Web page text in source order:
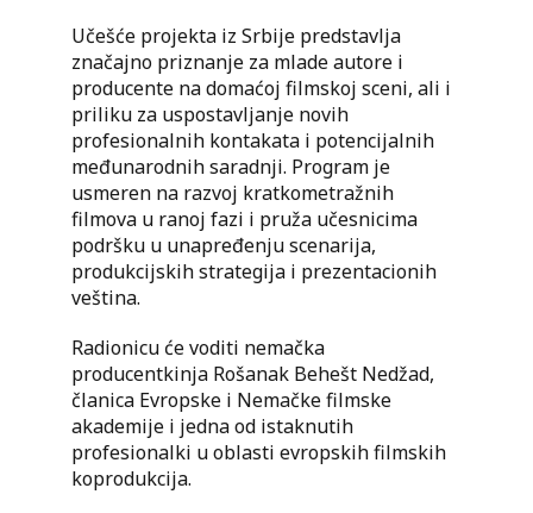
Učešće projekta iz Srbije predstavlja
značajno priznanje za mlade autore i
producente na domaćoj filmskoj sceni, ali i
priliku za uspostavljanje novih
profesionalnih kontakata i potencijalnih
međunarodnih saradnji. Program je
usmeren na razvoj kratkometražnih
filmova u ranoj fazi i pruža učesnicima
podršku u unapređenju scenarija,
produkcijskih strategija i prezentacionih
veština.
Radionicu će voditi nemačka
producentkinja Rošanak Behešt Nedžad,
članica Evropske i Nemačke filmske
akademije i jedna od istaknutih
profesionalki u oblasti evropskih filmskih
koprodukcija.